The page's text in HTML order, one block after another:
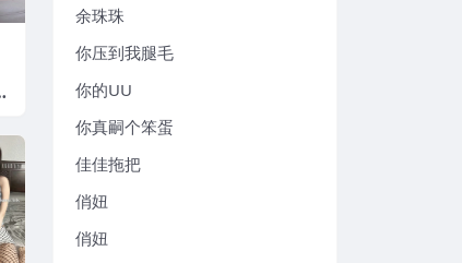
余珠珠
你压到我腿毛
你的UU
你真嗣个笨蛋
佳佳拖把
俏妞
俏妞